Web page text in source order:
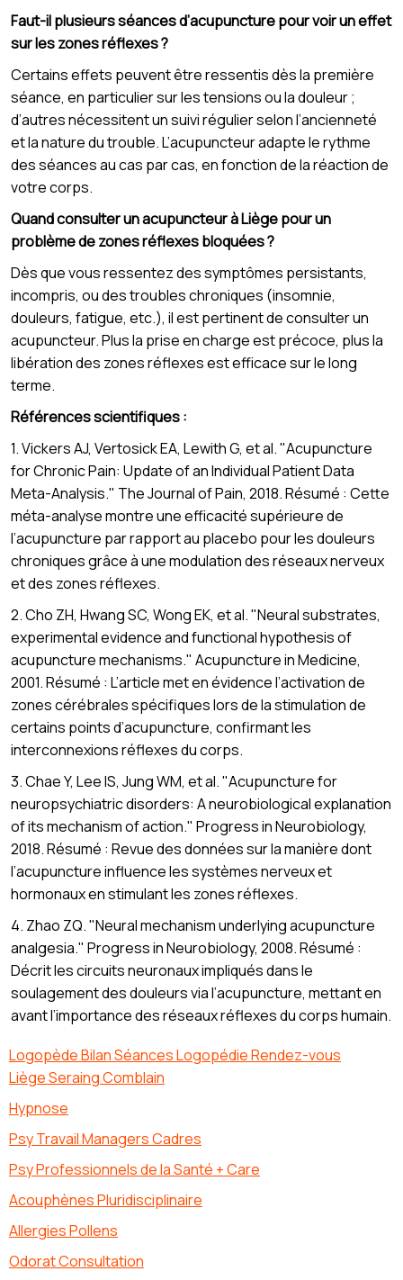
Faut-il plusieurs séances d’acupuncture pour voir un effet
sur les zones réflexes ?
Certains effets peuvent être ressentis dès la première
séance, en particulier sur les tensions ou la douleur ;
d’autres nécessitent un suivi régulier selon l’ancienneté
et la nature du trouble. L’acupuncteur adapte le rythme
des séances au cas par cas, en fonction de la réaction de
votre corps.
Quand consulter un acupuncteur à Liège pour un
problème de zones réflexes bloquées ?
Dès que vous ressentez des symptômes persistants,
incompris, ou des troubles chroniques (insomnie,
douleurs, fatigue, etc.), il est pertinent de consulter un
acupuncteur. Plus la prise en charge est précoce, plus la
libération des zones réflexes est efficace sur le long
terme.
Références scientifiques :
1. Vickers AJ, Vertosick EA, Lewith G, et al. "Acupuncture
for Chronic Pain: Update of an Individual Patient Data
Meta-Analysis." The Journal of Pain, 2018. Résumé : Cette
méta-analyse montre une efficacité supérieure de
l’acupuncture par rapport au placebo pour les douleurs
chroniques grâce à une modulation des réseaux nerveux
et des zones réflexes.
2. Cho ZH, Hwang SC, Wong EK, et al. "Neural substrates,
experimental evidence and functional hypothesis of
acupuncture mechanisms." Acupuncture in Medicine,
2001. Résumé : L’article met en évidence l’activation de
zones cérébrales spécifiques lors de la stimulation de
certains points d’acupuncture, confirmant les
interconnexions réflexes du corps.
3. Chae Y, Lee IS, Jung WM, et al. "Acupuncture for
neuropsychiatric disorders: A neurobiological explanation
of its mechanism of action." Progress in Neurobiology,
2018. Résumé : Revue des données sur la manière dont
l’acupuncture influence les systèmes nerveux et
hormonaux en stimulant les zones réflexes.
4. Zhao ZQ. "Neural mechanism underlying acupuncture
analgesia." Progress in Neurobiology, 2008. Résumé :
Décrit les circuits neuronaux impliqués dans le
soulagement des douleurs via l’acupuncture, mettant en
avant l’importance des réseaux réflexes du corps humain.
Logopède Bilan Séances Logopédie Rendez-vous
Liège Seraing Comblain
Hypnose
Psy Travail Managers Cadres
Psy Professionnels de la Santé + Care
Acouphènes Pluridisciplinaire
Allergies Pollens
Odorat Consultation